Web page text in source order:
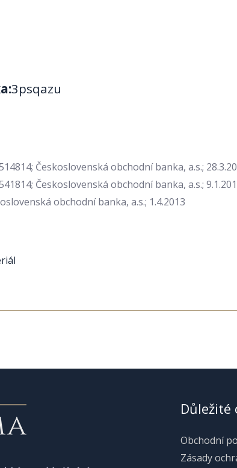
3psqazu
Československá obchodní banka, a.s.;
Československá obchodní banka, a.s.;
obchodní banka, a.s.; 1.4.2013
Důležité
Obchodní
Zásady